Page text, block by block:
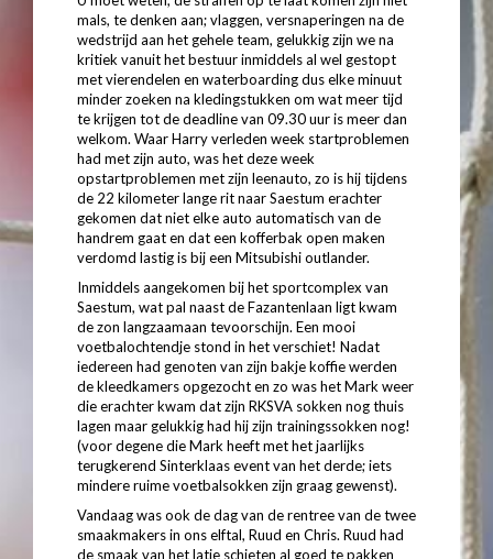
mals, te denken aan; vlaggen, versnaperingen na de
wedstrijd aan het gehele team, gelukkig zijn we na
kritiek vanuit het bestuur inmiddels al wel gestopt
met vierendelen en waterboarding dus elke minuut
minder zoeken na kledingstukken om wat meer tijd
te krijgen tot de deadline van 09.30 uur is meer dan
welkom. Waar Harry verleden week startproblemen
had met zijn auto, was het deze week
opstartproblemen met zijn leenauto, zo is hij tijdens
de 22 kilometer lange rit naar Saestum erachter
gekomen dat niet elke auto automatisch van de
handrem gaat en dat een kofferbak open maken
verdomd lastig is bij een Mitsubishi outlander.
Inmiddels aangekomen bij het sportcomplex van
Saestum, wat pal naast de Fazantenlaan ligt kwam
de zon langzaamaan tevoorschijn. Een mooi
voetbalochtendje stond in het verschiet! Nadat
iedereen had genoten van zijn bakje koffie werden
de kleedkamers opgezocht en zo was het Mark weer
die erachter kwam dat zijn RKSVA sokken nog thuis
lagen maar gelukkig had hij zijn trainingssokken nog!
(voor degene die Mark heeft met het jaarlijks
terugkerend Sinterklaas event van het derde; iets
mindere ruime voetbalsokken zijn graag gewenst).
Vandaag was ook de dag van de rentree van de twee
smaakmakers in ons elftal, Ruud en Chris. Ruud had
de smaak van het latje schieten al goed te pakken